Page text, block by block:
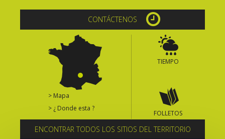
CONTÁCTENOS
> Mapa
> ¿ Donde esta ?
TIEMPO
FOLLETOS
ENCONTRAR TODOS LOS SITIOS DEL TERRITORIO